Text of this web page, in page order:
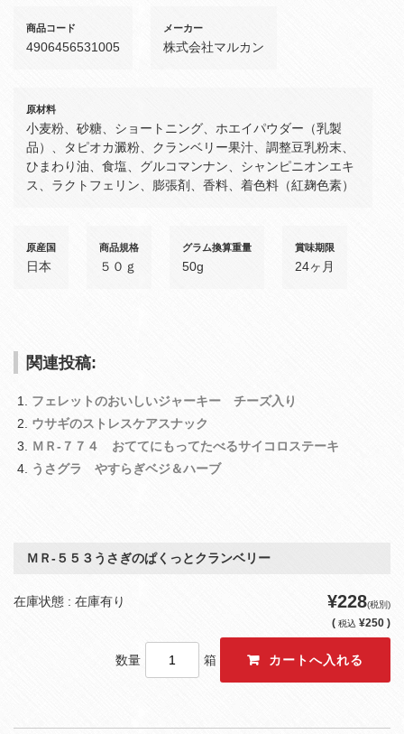
商品コード
4906456531005
メーカー
株式会社マルカン
原材料
小麦粉、砂糖、ショートニング、ホエイパウダー（乳製
品）、タピオカ澱粉、クランベリー果汁、調整豆乳粉末、
ひまわり油、食塩、グルコマンナン、シャンピニオンエキ
ス、ラクトフェリン、膨張剤、香料、着色料（紅麹色素）
原産国
日本
商品規格
５０ｇ
グラム換算重量
50g
賞味期限
24ヶ月
関連投稿:
フェレットのおいしいジャーキー チーズ入り
ウサギのストレスケアスナック
ＭＲ‐７７４ おててにもってたべるサイコロステーキ
うさグラ やすらぎベジ＆ハーブ
ＭＲ‐５５３うさぎのぱくっとクランベリー
在庫状態 : 在庫有り ¥228(税別)
( 税込 ¥250 )
数量 箱